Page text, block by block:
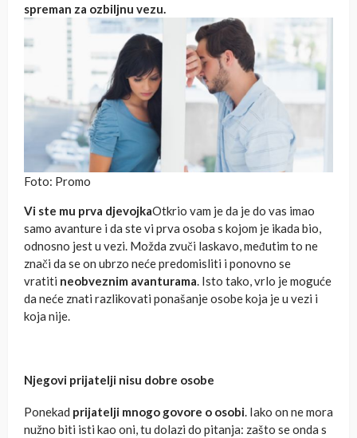
spreman za ozbiljnu vezu.
Foto: Promo
Vi ste mu prva djevojkaOtkrio vam je da je do vas imao
samo avanture i da ste vi prva osoba s kojom je ikada bio,
odnosno jest u vezi. Možda zvuči laskavo, međutim to ne
znači da se on ubrzo neće predomisliti i ponovno se
vratiti neobveznim avanturama. Isto tako, vrlo je moguće
da neće znati razlikovati ponašanje osobe koja je u vezi i
koja nije.
Njegovi prijatelji nisu dobre osobe
Ponekad prijatelji mnogo govore o osobi. Iako on ne mora
nužno biti isti kao oni, tu dolazi do pitanja: zašto se onda s